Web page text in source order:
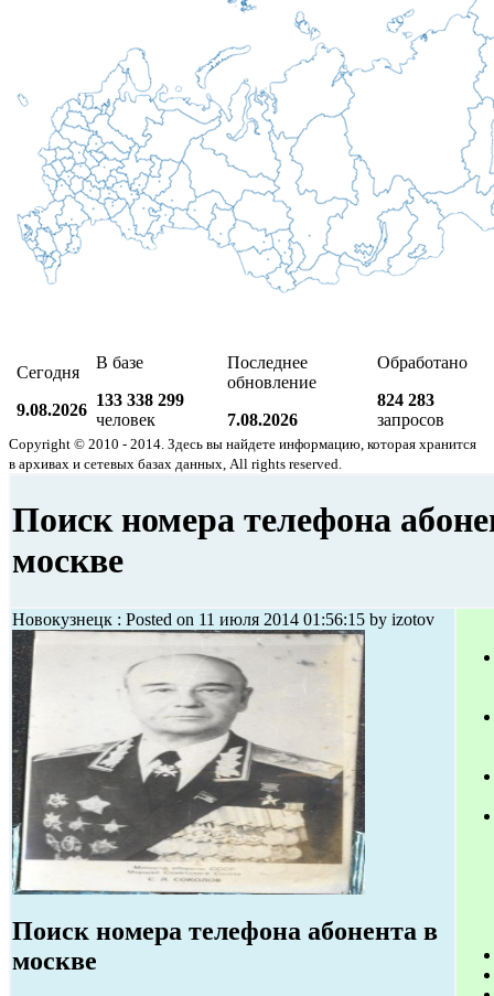
Сегодня
9.08.2026
В базе
133 338 299
человек
Последнее
обновление
7.08.2026
Обработано
824 283
запросов
Copyright © 2010 - 2014. Здесь вы найдете информацию, которая хранится
в архивах и сетевых базах данных, All rights reserved.
Поиск номера телефона
москве
Новокузнецк : Posted on 11 июля 2014 01:56:15 by izotov
Поиск номера телефона абонента в
москве